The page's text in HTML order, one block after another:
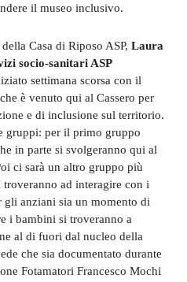
il museo inclusivo.
Casa di Riposo ASP, Laura
socio-sanitari ASP
settimana scorsa con il
è venuto qui al Cassero per
e di inclusione sul territorio.
gruppi: per il primo gruppo
in parte si svolgeranno qui al
ci sarà un altro gruppo più
ad interagire con i
gli anziani sia un momento di
i bambini si troveranno a
al di fuori dal nucleo della
che sia documentato durante
Fotamatori Francesco Mochi